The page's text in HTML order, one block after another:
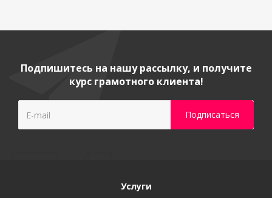
Подпишитесь на нашу рассылку, и получите
курс грамотного клиента!
Услуги